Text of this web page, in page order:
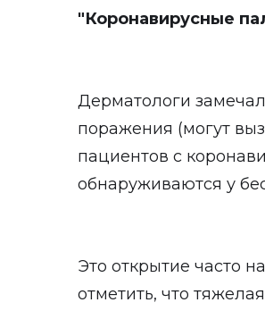
"Коронавирусные
Дерматологи
поражения (могут
пациентов с
обнаруживаются у
Это открытие часто
отметить, что